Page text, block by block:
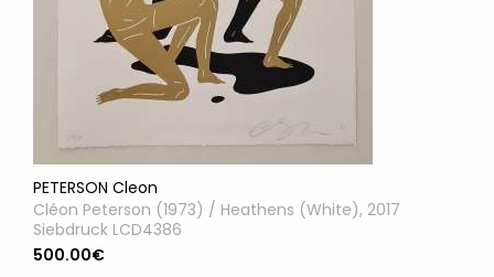
PETERSON Cleon
Cléon Peterson (1973) / Heathens (White), 2017
Siebdruck LCD4386
500.00€